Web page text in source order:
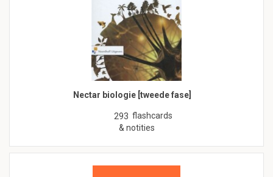
Nectar biologie [tweede fase]
293 flashcards
& notities